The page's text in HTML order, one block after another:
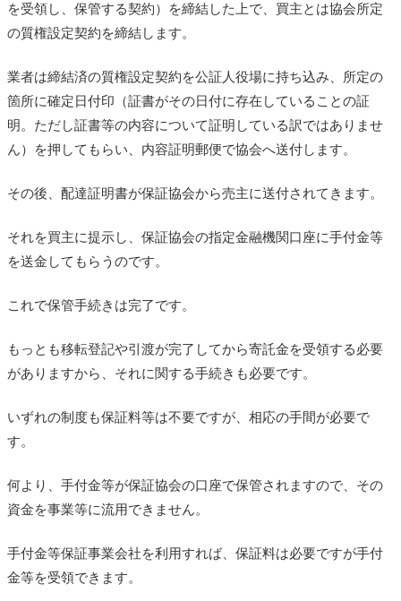
を受領し、保管する契約）を締結した上で、買主とは協会所定
の質権設定契約を締結します。
業者は締結済の質権設定契約を公証人役場に持ち込み、所定の
箇所に確定日付印（証書がその日付に存在していることの証
明。ただし証書等の内容について証明している訳ではありませ
ん）を押してもらい、内容証明郵便で協会へ送付します。
その後、配達証明書が保証協会から売主に送付されてきます。
それを買主に提示し、保証協会の指定金融機関口座に手付金等
を送金してもらうのです。
これで保管手続きは完了です。
もっとも移転登記や引渡が完了してから寄託金を受領する必要
がありますから、それに関する手続きも必要です。
いずれの制度も保証料等は不要ですが、相応の手間が必要で
す。
何より、手付金等が保証協会の口座で保管されますので、その
資金を事業等に流用できません。
手付金等保証事業会社を利用すれば、保証料は必要ですが手付
金等を受領できます。